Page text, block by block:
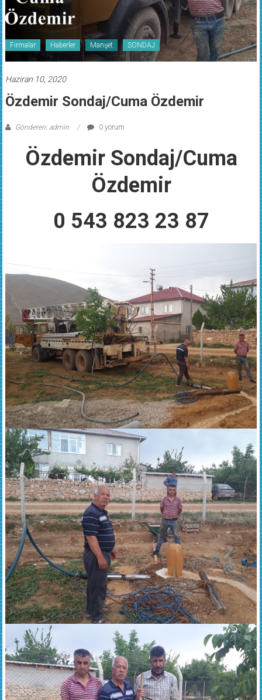
Firmalar Haberler Manşet SONDAJ
Haziran 10, 2020
Özdemir Sondaj/Cuma Özdemir
Gönderen: admin 0 yorum
Özdemir Sondaj/Cuma
Özdemir
0 543 823 23 87